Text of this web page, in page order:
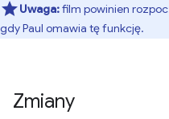
Uwaga:film powinien
gdy Paul omawia tę funkcję.
Zmiany